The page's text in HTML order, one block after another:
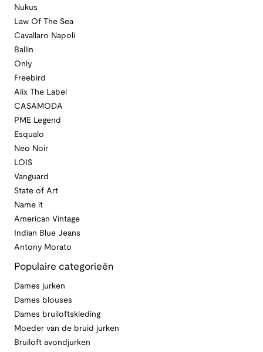
Nukus
Law Of The Sea
Cavallaro Napoli
Ballin
Only
Freebird
Alix The Label
CASAMODA
PME Legend
Esqualo
Neo Noir
LOIS
Vanguard
State of Art
Name it
American Vintage
Indian Blue Jeans
Antony Morato
Populaire categorieën
Dames jurken
Dames blouses
Dames bruiloftskleding
Moeder van de bruid jurken
Bruiloft avondjurken